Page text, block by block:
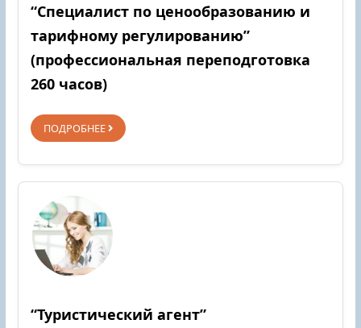
“Специалист по ценообразованию и
тарифному регулированию”
(профессиональная переподготовка
260 часов)
ПОДРОБНЕЕ
“Туристический агент”